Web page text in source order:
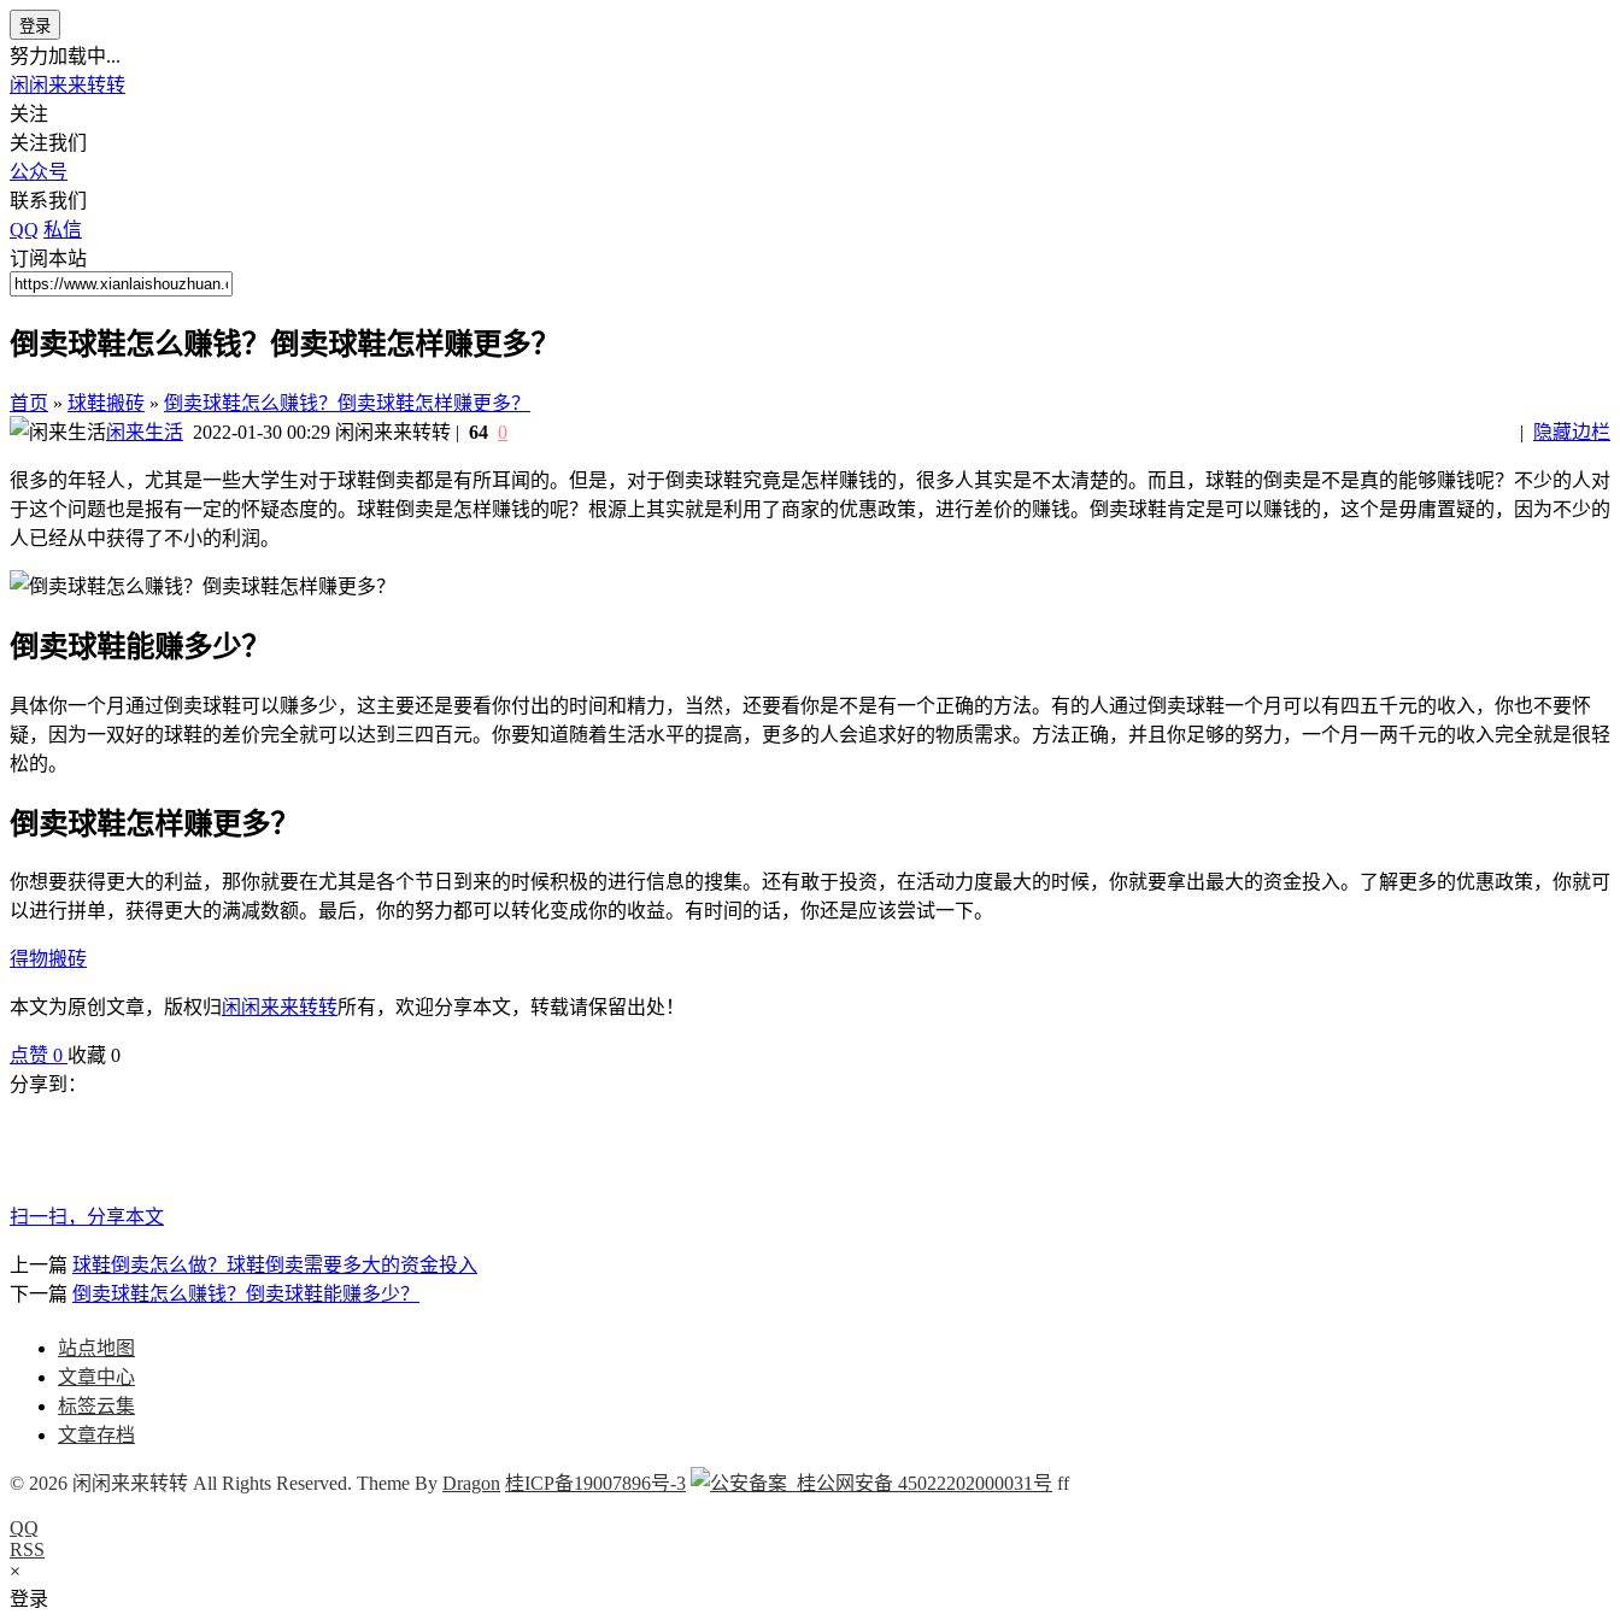
登录
努力加载中...
闲闲来来转转
关注
关注我们
公众号
联系我们
QQ 私信
订阅本站
倒卖球鞋怎么赚钱？倒卖球鞋怎样赚更多？
首页 » 球鞋搬砖 » 倒卖球鞋怎么赚钱？倒卖球鞋怎样赚更多？
闲来生活 2022-01-30 00:29 闲闲来来转转 | 隐藏边栏
| 64 0
很多的年轻人，尤其是一些大学生对于球鞋倒卖都是有所耳闻的。但是，对于倒卖球鞋究竟是怎样赚钱的，很多人其实是不太清楚的。而且，球鞋的倒卖是不是真的能够赚钱呢？不少的人对
于这个问题也是报有一定的怀疑态度的。球鞋倒卖是怎样赚钱的呢？根源上其实就是利用了商家的优惠政策，进行差价的赚钱。倒卖球鞋肯定是可以赚钱的，这个是毋庸置疑的，因为不少的
人已经从中获得了不小的利润。
倒卖球鞋能赚多少？
具体你一个月通过倒卖球鞋可以赚多少，这主要还是要看你付出的时间和精力，当然，还要看你是不是有一个正确的方法。有的人通过倒卖球鞋一个月可以有四五千元的收入，你也不要怀
疑，因为一双好的球鞋的差价完全就可以达到三四百元。你要知道随着生活水平的提高，更多的人会追求好的物质需求。方法正确，并且你足够的努力，一个月一两千元的收入完全就是很轻
松的。
倒卖球鞋怎样赚更多？
你想要获得更大的利益，那你就要在尤其是各个节日到来的时候积极的进行信息的搜集。还有敢于投资，在活动力度最大的时候，你就要拿出最大的资金投入。了解更多的优惠政策，你就可
以进行拼单，获得更大的满减数额。最后，你的努力都可以转化变成你的收益。有时间的话，你还是应该尝试一下。
得物搬砖
本文为原创文章，版权归闲闲来来转转所有，欢迎分享本文，转载请保留出处！
点赞 0 收藏 0
分享到：
扫一扫，分享本文
上一篇 球鞋倒卖怎么做？球鞋倒卖需要多大的资金投入
下一篇 倒卖球鞋怎么赚钱？倒卖球鞋能赚多少？
站点地图
文章中心
标签云集
文章存档
© 2026 闲闲来来转转 All Rights Reserved. Theme By Dragon 桂ICP备19007896号-3 桂公网安备 45022202000031号 ff
QQ
RSS
×
登录